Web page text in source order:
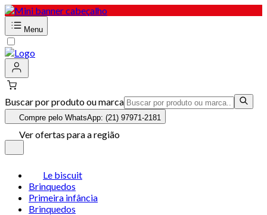
Menu
Buscar por produto ou marca
Compre pelo WhatsApp: (21) 97971-2181
Ver ofertas para a região
Le biscuit
Brinquedos
Primeira infância
Brinquedos